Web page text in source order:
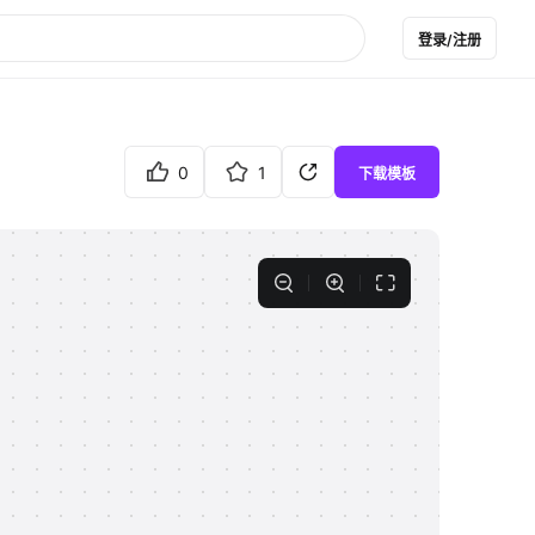
登录/注册
0 1 下载模板